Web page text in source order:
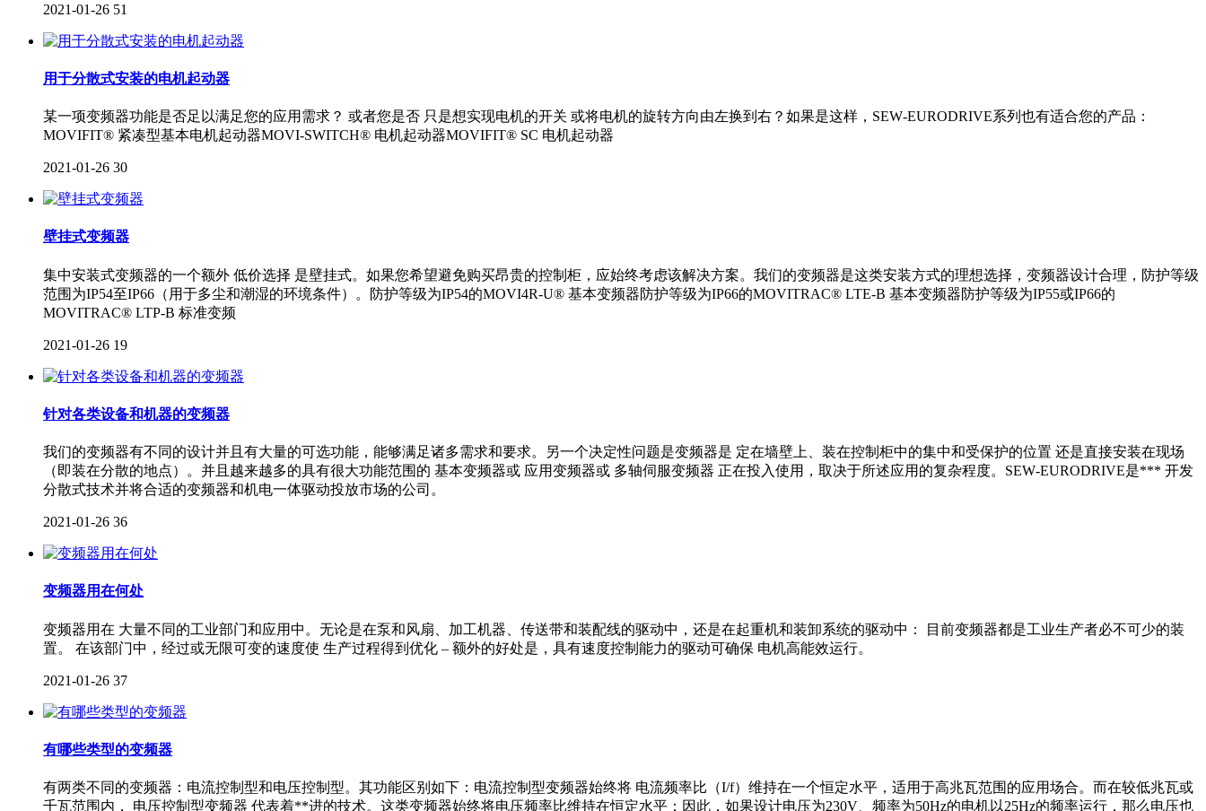
2021-01-26 51
用于分散式安装的电机起动器
某一项变频器功能是否足以满足您的应用需求？ 或者您是否 只是想实现电机的开关 或将电机的旋转方向由左换到右？如果是这样，SEW‑EURODRIVE系列也有适合您的产品：
MOVIFIT® 紧凑型基本电机起动器MOVI‑SWITCH® 电机起动器MOVIFIT® SC 电机起动器
2021-01-26 30
壁挂式变频器
集中安装式变频器的一个额外 低价选择 是壁挂式。如果您希望避免购买昂贵的控制柜，应始终考虑该解决方案。我们的变频器是这类安装方式的理想选择，变频器设计合理，防护等级
范围为IP54至IP66（用于多尘和潮湿的环境条件）。防护等级为IP54的MOVI4R-U® 基本变频器防护等级为IP66的MOVITRAC® LTE-B 基本变频器防护等级为IP55或IP66的
MOVITRAC® LTP-B 标准变频
2021-01-26 19
针对各类设备和机器的变频器
我们的变频器有不同的设计并且有大量的可选功能，能够满足诸多需求和要求。另一个决定性问题是变频器是 定在墙壁上、装在控制柜中的集中和受保护的位置 还是直接安装在现场
（即装在分散的地点）。并且越来越多的具有很大功能范围的 基本变频器或 应用变频器或 多轴伺服变频器 正在投入使用，取决于所述应用的复杂程度。SEW‑EURODRIVE是*** 开发
分散式技术并将合适的变频器和机电一体驱动投放市场的公司。
2021-01-26 36
变频器用在何处
变频器用在 大量不同的工业部门和应用中。无论是在泵和风扇、加工机器、传送带和装配线的驱动中，还是在起重机和装卸系统的驱动中： 目前变频器都是工业生产者必不可少的装
置。 在该部门中，经过或无限可变的速度使 生产过程得到优化 – 额外的好处是，具有速度控制能力的驱动可确保 电机高能效运行。
2021-01-26 37
有哪些类型的变频器
有两类不同的变频器：电流控制型和电压控制型。其功能区别如下：电流控制型变频器始终将 电流频率比（I/f）维持在一个恒定水平，适用于高兆瓦范围的应用场合。而在较低兆瓦或
千瓦范围内， 电压控制型变频器 代表着**进的技术。这类变频器始终将电压频率比维持在恒定水平：因此，如果设计电压为230V、频率为50Hz的电机以25Hz的频率运行，那么电压也